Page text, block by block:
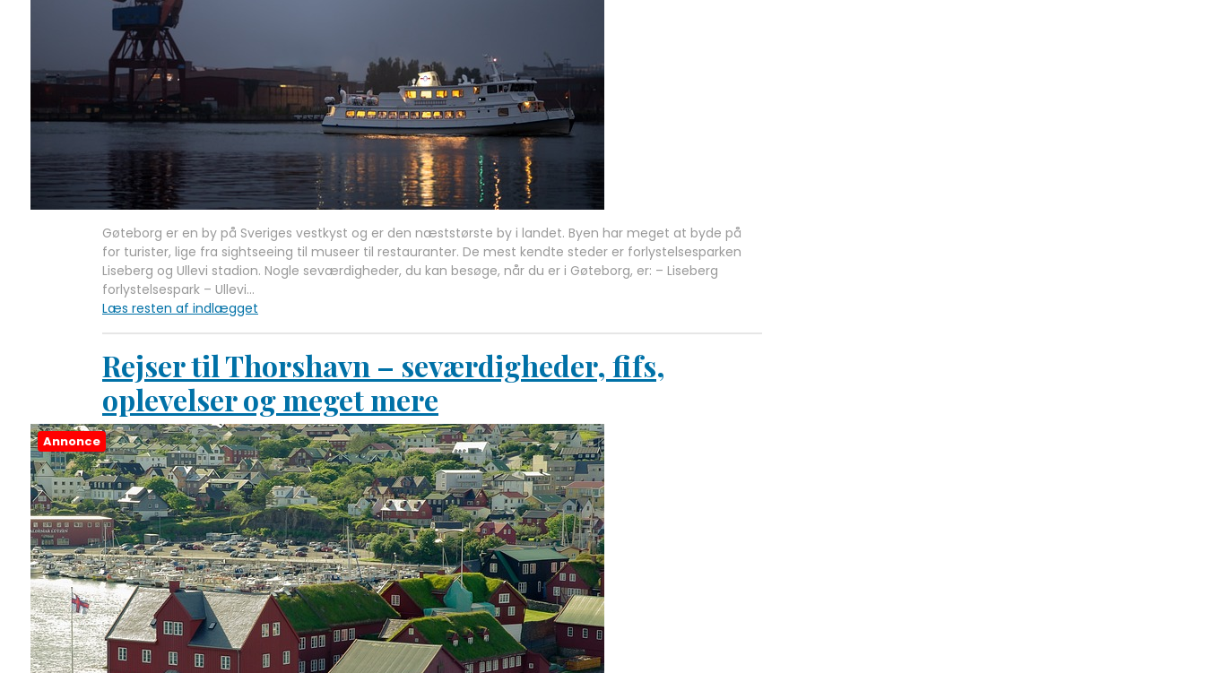
Gøteborg er en by på Sveriges vestkyst og er den næststørste by i landet. Byen har meget at byde på
for turister, lige fra sightseeing til museer til restauranter. De mest kendte steder er forlystelsesparken
Liseberg og Ullevi stadion. Nogle seværdigheder, du kan besøge, når du er i Gøteborg, er: – Liseberg
forlystelsespark – Ullevi…
Læs resten af indlægget
Rejser til Thorshavn – seværdigheder, fifs,
oplevelser og meget mere
Annonce